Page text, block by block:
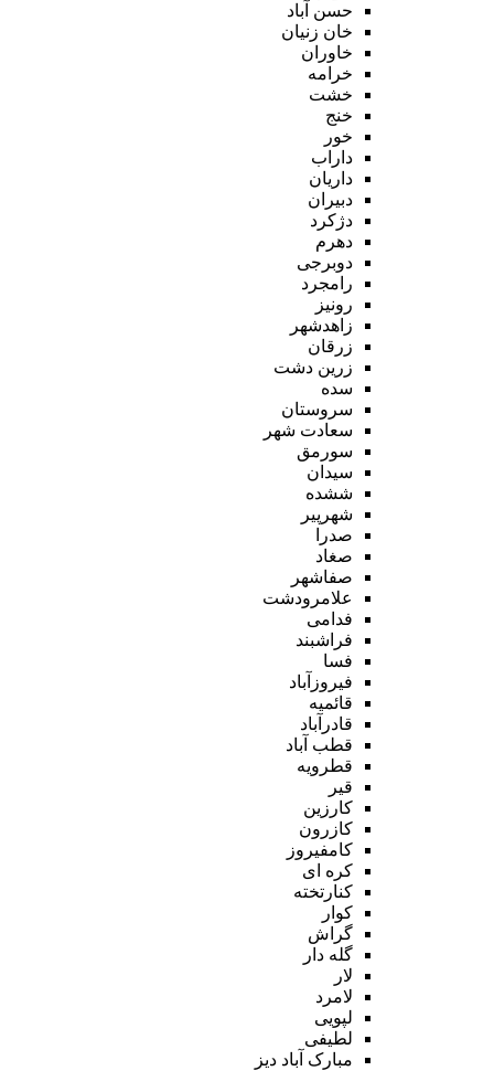
حسن آباد
خان زنیان
خاوران
خرامه
خشت
خنج
خور
داراب
داریان
دبیران
دژکرد
دهرم
دوبرجی
رامجرد
رونیز
زاهدشهر
زرقان
زرین دشت
سده
سروستان
سعادت شهر
سورمق
سیدان
ششده
شهرپیر
صدرا
صغاد
صفاشهر
علامرودشت
فدامی
فراشبند
فسا
فیروزآباد
قائمیه
قادرآباد
قطب آباد
قطرویه
قیر
کارزین
کازرون
کامفیروز
کره ای
کنارتخته
کوار
گراش
گله دار
لار
لامرد
لپویی
لطیفی
مبارک آباد دیز